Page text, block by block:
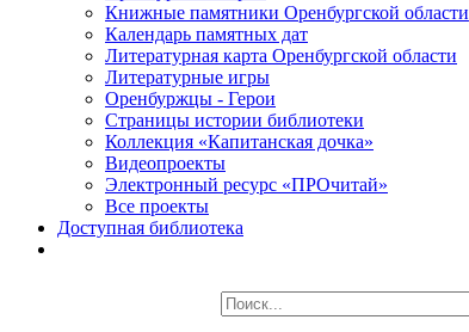
Книжные памятники Оренбургской области
Календарь памятных дат
Литературная карта Оренбургской области
Литературные игры
Оренбуржцы - Герои
Страницы истории библиотеки
Коллекция «Капитанская дочка»
Видеопроекты
Электронный ресурс «ПРОчитай»
Все проекты
Доступная библиотека